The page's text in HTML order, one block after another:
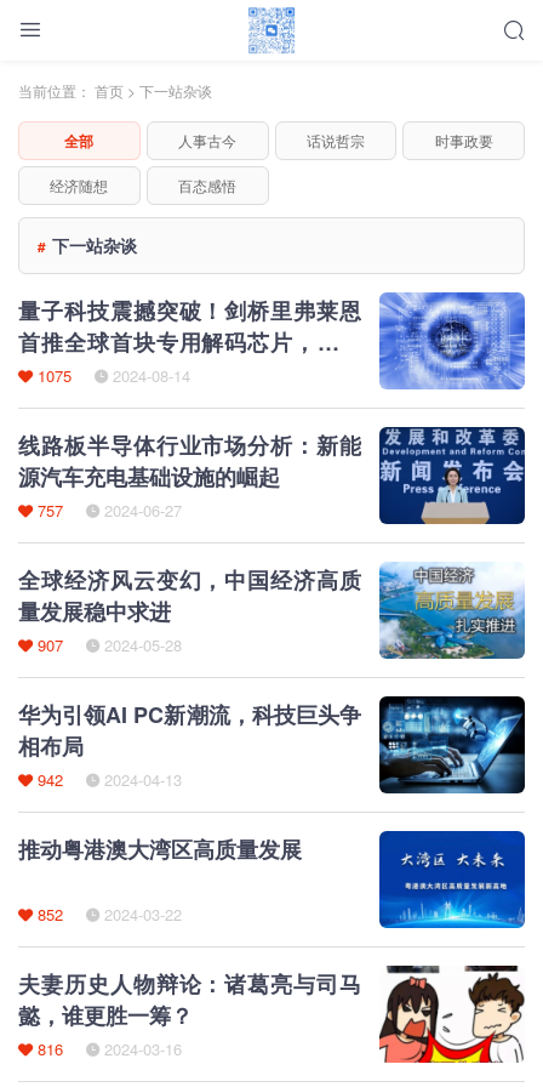
当前位置： 首页 > 下一站杂谈
全部 人事古今 话说哲宗 时事政要
经济随想 百态感悟
# 下一站杂谈
量子科技震撼突破！剑桥里弗莱恩
首推全球首块专用解码芯片，量子
计算‘斯普特尼克’时刻来临
1075 2024-08-14
线路板半导体行业市场分析：新能
源汽车充电基础设施的崛起
757 2024-06-27
全球经济风云变幻，中国经济高质
量发展稳中求进
907 2024-05-28
华为引领AI PC新潮流，科技巨头争
相布局
942 2024-04-13
推动粤港澳大湾区高质量发展
852 2024-03-22
夫妻历史人物辩论：诸葛亮与司马
懿，谁更胜一筹？
816 2024-03-16